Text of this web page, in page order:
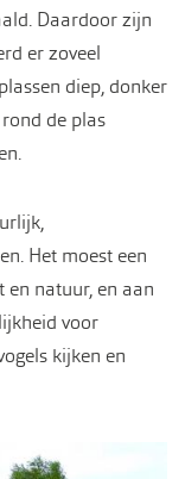
Daardoor zijn
er zoveel
diep, donker
de plas
Het moest een
en natuur, en aan
voor
kijken en